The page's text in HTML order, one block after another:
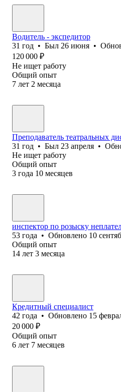
Водитель - экспедитор
31 год • Был 26 июня •
120 000 ₽
Не ищет работу
Общий опыт
7 лет 2 месяца
Преподаватель театральных
31 год • Был 23 апреля •
Не ищет работу
Общий опыт
3 года 10 месяцев
инспектор по розыску
53 года • Обновлено 10
Общий опыт
14 лет 3 месяца
Кредитный специалист
42 года • Обновлено 15
20 000 ₽
Общий опыт
6 лет 7 месяцев